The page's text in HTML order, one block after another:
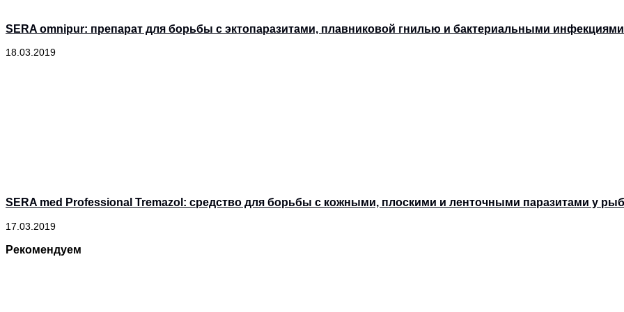
SERA omnipur: препарат для борьбы с эктопаразитами, плавниковой гнилью и бактериальными
18.03.2019
SERA med Professional Tremazol: средство для борьбы с кожными, плоскими и ленточными паразитами у рыб
17.03.2019
Рекомендуем